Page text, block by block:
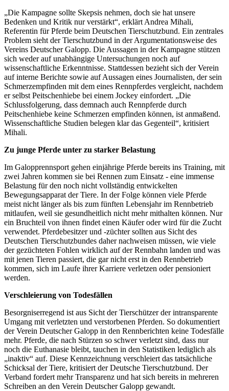
„Die Kampagne sollte Skepsis nehmen, doch sie hat unsere
Bedenken und Kritik nur verstärkt“, erklärt Andrea Mihali,
Referentin für Pferde beim Deutschen Tierschutzbund. Ein zentrales
Problem sieht der Tierschutzbund in der Argumentationsweise des
Vereins Deutscher Galopp. Die Aussagen in der Kampagne stützen
sich weder auf unabhängige Untersuchungen noch auf
wissenschaftliche Erkenntnisse. Stattdessen bezieht sich der Verein
auf interne Berichte sowie auf Aussagen eines Journalisten, der sein
Schmerzempfinden mit dem eines Rennpferdes vergleicht, nachdem
er selbst Peitschenhiebe bei einem Jockey einfordert. „Die
Schlussfolgerung, dass demnach auch Rennpferde durch
Peitschenhiebe keine Schmerzen empfinden können, ist anmaßend.
Wissenschaftliche Studien belegen klar das Gegenteil“, kritisiert
Mihali.
Zu junge Pferde unter zu starker Belastung
Im Galopprennsport gehen einjährige Pferde bereits ins Training, mit
zwei Jahren kommen sie bei Rennen zum Einsatz - eine immense
Belastung für den noch nicht vollständig entwickelten
Bewegungsapparat der Tiere. In der Folge können viele Pferde
meist nicht länger als bis zum fünften Lebensjahr im Rennbetrieb
mitlaufen, weil sie gesundheitlich nicht mehr mithalten können. Nur
ein Bruchteil von ihnen findet einen Käufer oder wird für die Zucht
verwendet. Pferdebesitzer und -züchter sollten aus Sicht des
Deutschen Tierschutzbundes daher nachweisen müssen, wie viele
der gezüchteten Fohlen wirklich auf der Rennbahn landen und was
mit jenen Tieren passiert, die gar nicht erst in den Rennbetrieb
kommen, sich im Laufe ihrer Karriere verletzen oder pensioniert
werden.
Verschleierung von Todesfällen
Besorgniserregend ist aus Sicht der Tierschützer der intransparente
Umgang mit verletzten und verstorbenen Pferden. So dokumentiert
der Verein Deutscher Galopp in den Rennberichten keine Todesfälle
mehr. Pferde, die nach Stürzen so schwer verletzt sind, dass nur
noch die Euthanasie bleibt, tauchen in den Statistiken lediglich als
„inaktiv“ auf. Diese Kennzeichnung verschleiert das tatsächliche
Schicksal der Tiere, kritisiert der Deutsche Tierschutzbund. Der
Verband fordert mehr Transparenz und hat sich bereits in mehreren
Schreiben an den Verein Deutscher Galopp gewandt.